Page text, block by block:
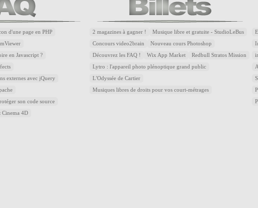
d'une page en PHP
en Javascript ?
externes avec jQuery
son code source
Cinema 4D
2 magazines à gagner ! Musique libre et gratuite - StudioLeBus
Concours video2brain Nouveau cours Photoshop
Découvrez les FAQ ! Wix App Market Redbull Stratos Mission
Lytro : l'appareil photo plénoptique grand public
L'Odyssée de Cartier
Musiques libres de droits pour vos court-métrages